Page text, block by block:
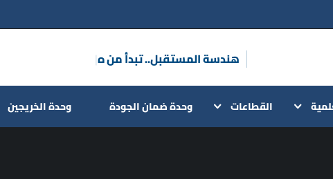
هندسة المستق|
القطاعات وحدة ضمان الجودة وحدة الخريجين